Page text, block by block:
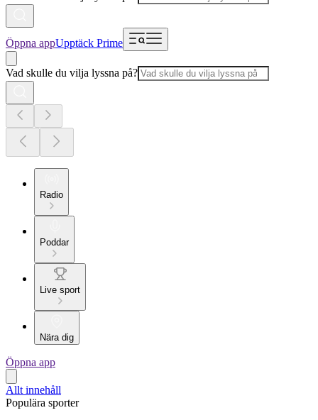
Öppna appUpptäck Prime
Vad skulle du vilja lyssna på?
Radio
Poddar
Live sport
Nära dig
Öppna app
Allt innehåll
Populära sporter